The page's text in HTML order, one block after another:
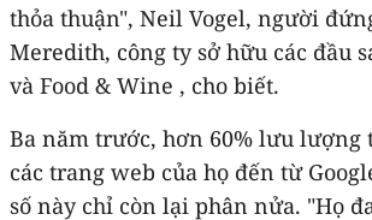
thỏa thuận", Neil Vogel, người
Meredith, công ty sở hữu các đầu
và Food & Wine , cho biết.
Ba năm trước, hơn 60% lưu lượng
các trang web của họ đến từ
số này chỉ còn lại phân nửa. "Họ